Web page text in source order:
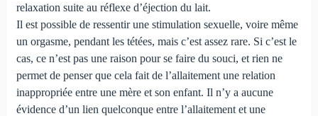
relaxation suite au réflexe d’éjection du lait.
Il est possible de ressentir une stimulation sexuelle, voire même
un orgasme, pendant les tétées, mais c’est assez rare. Si c’est le
cas, ce n’est pas une raison pour se faire du souci, et rien ne
permet de penser que cela fait de l’allaitement une relation
inappropriée entre une mère et son enfant. Il n’y a aucune
évidence d’un lien quelconque entre l’allaitement et une